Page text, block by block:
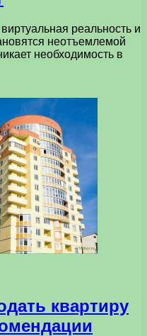
реальность и
неотъемлемой
необходимость в
квартиру